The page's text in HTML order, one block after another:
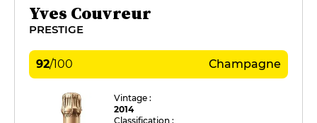
Yves Couvreur
PRESTIGE
92/100 Champagne
Vintage :
2014
Classification :